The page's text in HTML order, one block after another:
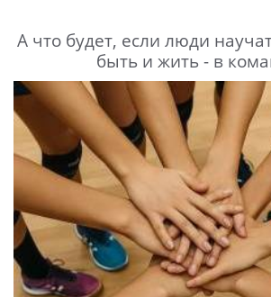
А что будет, если люди
быть и жить - в